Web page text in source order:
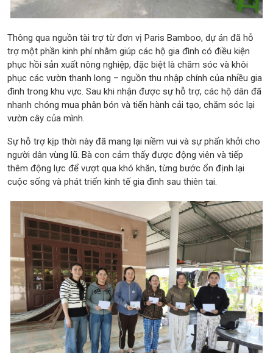
Thông qua nguồn tài trợ từ đơn vị Paris Bamboo, dự án đã hỗ
trợ một phần kinh phí nhằm giúp các hộ gia đình có điều kiện
phục hồi sản xuất nông nghiệp, đặc biệt là chăm sóc và khôi
phục các vườn thanh long – nguồn thu nhập chính của nhiều gia
đình trong khu vực. Sau khi nhận được sự hỗ trợ, các hộ dân đã
nhanh chóng mua phân bón và tiến hành cải tạo, chăm sóc lại
vườn cây của mình.
Sự hỗ trợ kịp thời này đã mang lại niềm vui và sự phấn khởi cho
người dân vùng lũ. Bà con cảm thấy được động viên và tiếp
thêm động lực để vượt qua khó khăn, từng bước ổn định lại
cuộc sống và phát triển kinh tế gia đình sau thiên tai.